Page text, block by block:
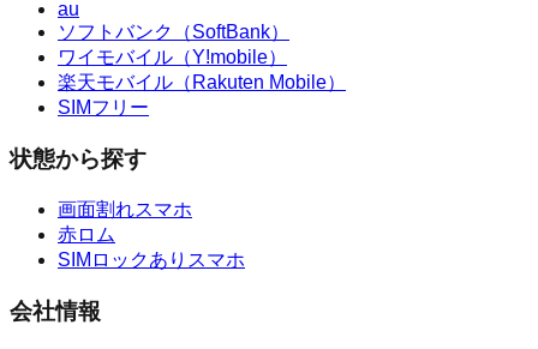
au
ソフトバンク（SoftBank）
ワイモバイル（Y!mobile）
楽天モバイル（Rakuten Mobile）
SIMフリー
状態から探す
画面割れスマホ
赤ロム
SIMロックありスマホ
会社情報